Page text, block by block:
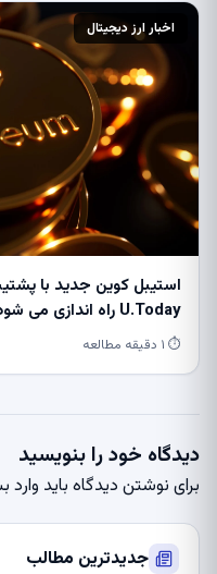
اخبار ارز دیجیتال
استیبل کوین جدید با
U.Today راه اندازی می شود
⏱ ۱ دقیقه مطالعه
دیدگاه خود را بنویسید
برای نوشتن دیدگاه باید وارد
جدیدترین مطالب